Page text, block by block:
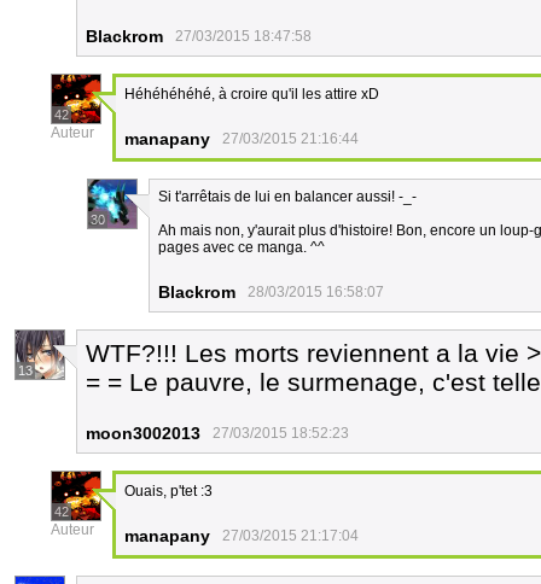
Blackrom 27/03/2015 18:47:58
42
Auteur
Héhéhéhéhé, à croire qu'il les attire xD
manapany 27/03/2015 21:16:44
30
Si t'arrêtais de lui en balancer aussi! -_-
Ah mais non, y'aurait plus d'histoire! Bon, encore un
pages avec ce manga. ^^
Blackrom 28/03/2015 16:58:07
13
WTF?!!! Les morts reviennent a la vie
= = Le pauvre, le surmenage, c'est
moon3002013 27/03/2015 18:52:23
42
Auteur
Ouais, p'tet :3
manapany 27/03/2015 21:17:04